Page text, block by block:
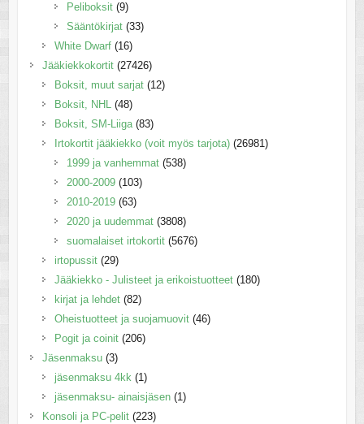
Peliboksit (9)
Sääntökirjat (33)
White Dwarf (16)
Jääkiekkokortit (27426)
Boksit, muut sarjat (12)
Boksit, NHL (48)
Boksit, SM-Liiga (83)
Irtokortit jääkiekko (voit myös tarjota) (26981)
1999 ja vanhemmat (538)
2000-2009 (103)
2010-2019 (63)
2020 ja uudemmat (3808)
suomalaiset irtokortit (5676)
irtopussit (29)
Jääkiekko - Julisteet ja erikoistuotteet (180)
kirjat ja lehdet (82)
Oheistuotteet ja suojamuovit (46)
Pogit ja coinit (206)
Jäsenmaksu (3)
jäsenmaksu 4kk (1)
jäsenmaksu- ainaisjäsen (1)
Konsoli ja PC-pelit (223)